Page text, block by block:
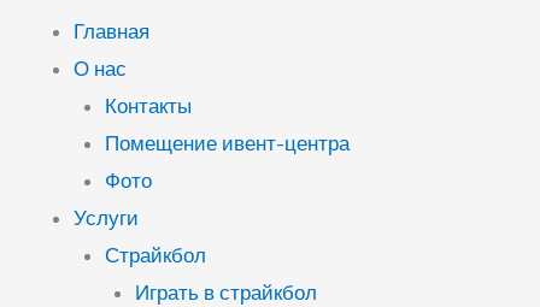
Главная
О нас
Контакты
Помещение ивент-центра
Фото
Услуги
Страйкбол
Играть в страйкбол